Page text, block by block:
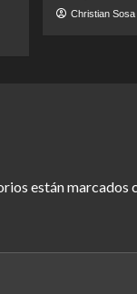
Christian Sosa
están marcados